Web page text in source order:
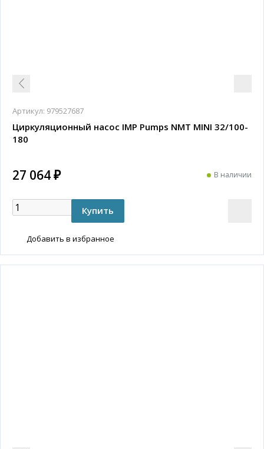
Артикул: 979527687
Циркуляционный насос IMP Pumps NMT MINI 32/100-
180
27 064 ₽ В наличии
Добавить в избранное